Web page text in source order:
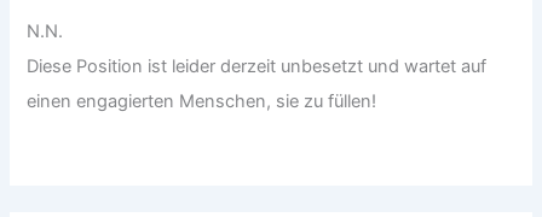
N.N.
Diese Position ist leider derzeit unbesetzt und wartet auf
einen engagierten Menschen, sie zu füllen!